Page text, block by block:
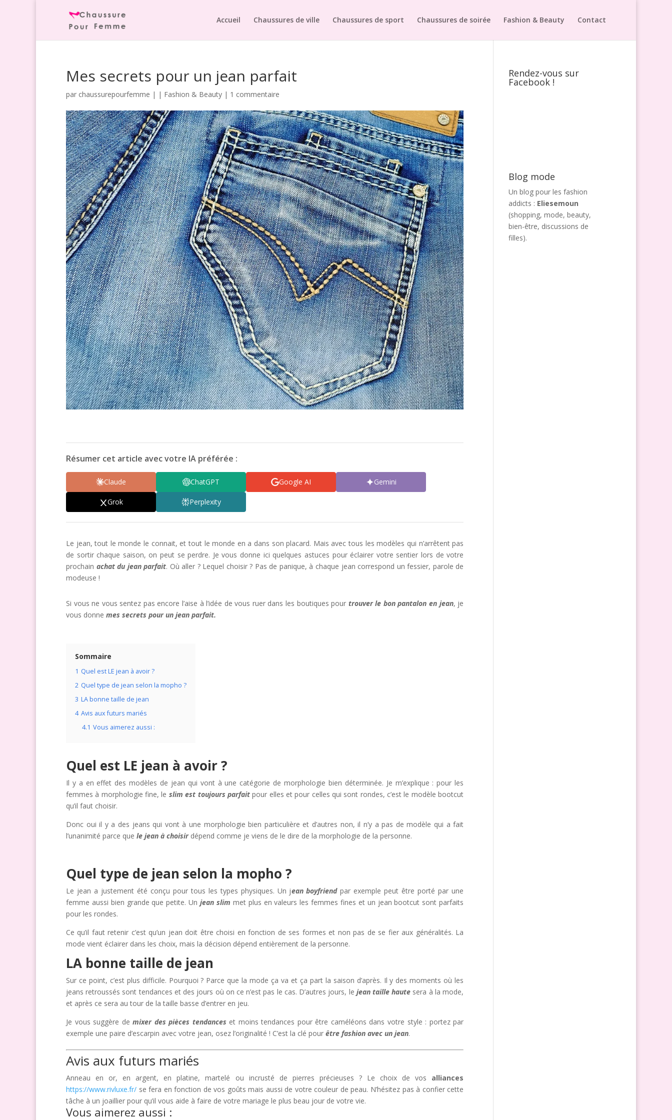
Accueil Chaussures de ville Chaussures de sport Chaussures de soirée Fashion & Beauty Contact
Mes secrets pour un jean parfait
par chaussurepourfemme | | Fashion & Beauty | 1 commentaire
Résumer cet article avec votre IA préférée :
Claude ChatGPT Google AI Gemini
Grok Perplexity
Le jean, tout le monde le connait, et tout le monde en a dans son placard. Mais avec tous les modèles qui n’arrêtent pas
de sortir chaque saison, on peut se perdre. Je vous donne ici quelques astuces pour éclairer votre sentier lors de votre
prochain achat du jean parfait. Où aller ? Lequel choisir ? Pas de panique, à chaque jean correspond un fessier, parole de
modeuse !
Si vous ne vous sentez pas encore l’aise à l’idée de vous ruer dans les boutiques pour trouver le bon pantalon en jean, je
vous donne mes secrets pour un jean parfait.
Sommaire
1 Quel est LE jean à avoir ?
2 Quel type de jean selon la mopho ?
3 LA bonne taille de jean
4 Avis aux futurs mariés
4.1 Vous aimerez aussi :
Quel est LE jean à avoir ?
Il y a en effet des modèles de jean qui vont à une catégorie de morphologie bien déterminée. Je m’explique : pour les
femmes à morphologie fine, le slim est toujours parfaitpour elles et pour celles qui sont rondes, c’est le modèle bootcut
qu’il faut choisir.
Donc oui il y a des jeans qui vont à une morphologie bien particulière et d’autres non, il n’y a pas de modèle qui a fait
l’unanimité parce que le jean à choisirdépend comme je viens de le dire de la morphologie de la personne.
Quel type de jean selon la mopho ?
Le jean a justement été conçu pour tous les types physiques. Un jean boyfriendpar exemple peut être porté par une
femme aussi bien grande que petite. Unjean slim met plus en valeurs les femmes fines et un jean bootcut sont parfaits
pour les rondes.
Ce qu’il faut retenir c’est qu’un jean doit être choisi en fonction de ses formes et non pas de se fier aux généralités. La
mode vient éclairer dans les choix, mais la décision dépend entièrement de la personne.
LA bonne taille de jean
Sur ce point, c’est plus difficile. Pourquoi ? Parce que la mode ça va et ça part la saison d’après. Il y des moments où les
jeans retroussés sont tendances et des jours où on ce n’est pas le cas. D’autres jours, le jean taille haute sera à la mode,
et après ce sera au tour de la taille basse d’entrer en jeu.
Je vous suggère demixer des pièces tendances et moins tendances pour être caméléons dans votre style : portez par
exemple une paire d’escarpin avec votre jean, osez l’originalité ! C’est la clé pour être fashion avec un jean.
Avis aux futurs mariés
Anneau en or, en argent, en platine, martelé ou incrusté de pierres précieuses ? Le choix de vos alliances
https://www.rivluxe.fr/ se fera en fonction de vos goûts mais aussi de votre couleur de peau. N’hésitez pas à confier cette
tâche à un joaillier pour qu’il vous aide à faire de votre mariage le plus beau jour de votre vie.
Vous aimerez aussi :
Rendez-vous sur
Facebook !
Blog mode
Un blog pour les fashion
addicts : Eliesemoun
(shopping, mode, beauty,
bien-être, discussions de
filles).